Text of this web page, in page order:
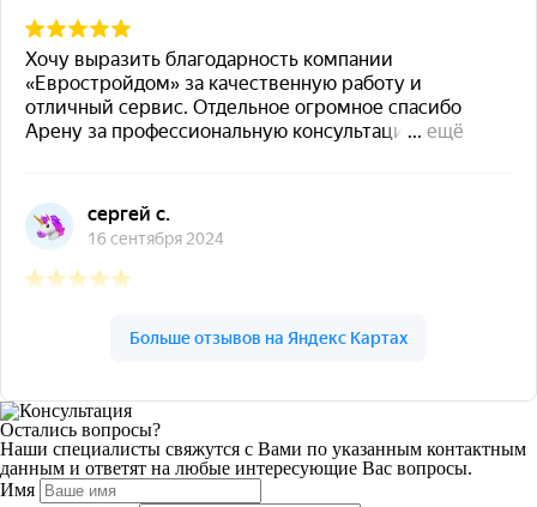
Остались вопросы?
Наши специалисты свяжутся с Вами по указанным контактным
данным и ответят на любые интересующие Вас вопросы.
Имя